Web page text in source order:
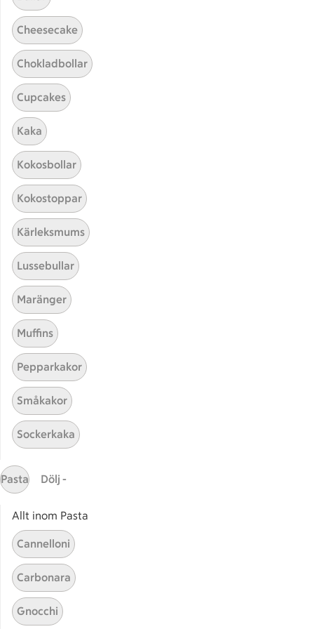
Hittade inget recept
Testa att söka på något nytt, eller ta bort något av
Janssons frestelse
Här hittar du alla goda recept du har sparat och
Start
Cheesecake
Chokladbollar
Cupcakes
Kaka
Kokosbollar
Kokostoppar
Kärleksmums
Lussebullar
Maränger
Muffins
Pepparkakor
Småkakor
Sockerkaka
Pasta Dölj -
Allt inom Pasta
Cannelloni
Carbonara
Gnocchi